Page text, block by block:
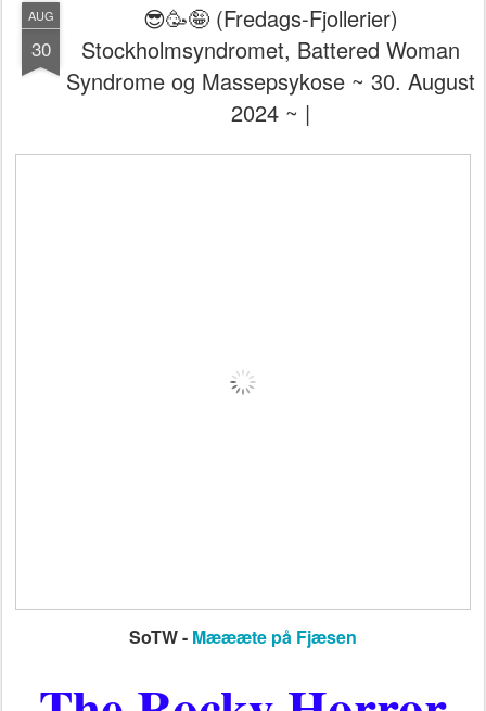
AUG
30
😎🥳🤪 (Fredags-Fjollerier)
Stockholmsyndromet, Battered Woman
Syndrome og Massepsykose ~ 30. August
2024 ~ |
SoTW - Mæææte på Fjæsen